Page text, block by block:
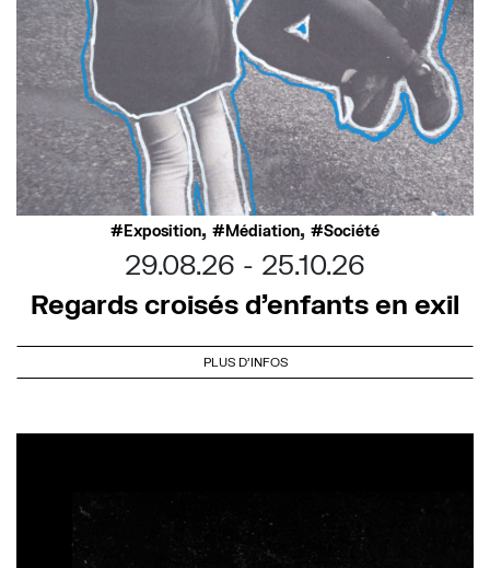
Exposition, Médiation, Société
29.08.26
25.10.26
Regards croisés d’enfants en exil
PLUS D'INFOS